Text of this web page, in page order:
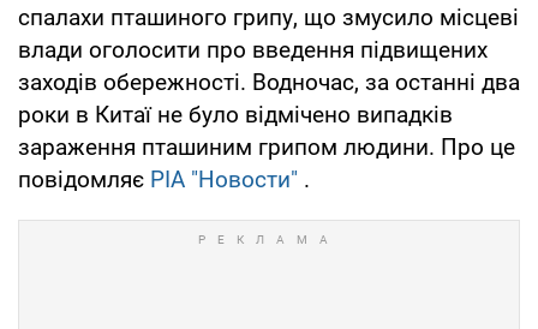
спалахи пташиного грипу, що змусило місцеві
влади оголосити про введення підвищених
заходів обережності. Водночас, за останні два
роки в Китаї не було відмічено випадків
зараження пташиним грипом людини. Про це
повідомляє РІА "Новости" .